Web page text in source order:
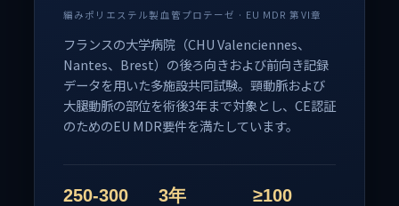
編みポリエステル製血管プロテーゼ · EU MDR 第VI章
フランスの大学病院（CHU Valenciennes、
Nantes、Brest）の後ろ向きおよび前向き記録
データを用いた多施設共同試験。頸動脈および
大腿動脈の部位を術後3年まで対象とし、CE認証
のためのEU MDR要件を満たしています。
250-300 3年 ≥100